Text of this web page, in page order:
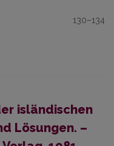
130–134
isländischen
Lösungen. –